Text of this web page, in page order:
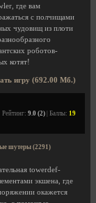
где вам
с полчищами
чудовищ из плоти
роботов-
котят!
игру (692.00 Мб.)
Рейтинг: 9.0 (2) | Баллы: 19
шутеры (2291)
towerdef-
экшена, где
окажется